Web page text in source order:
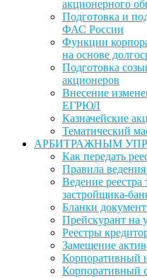
акционерного
Подготовка и
ФАС России
Функции
на основе
Подготовка
акционеров
Внесение
ЕГРЮЛ
Казначейские
Тематический
АРБИТРАЖНЫМ
Как передать
Правила ведения
Ведение реестра
застройщика-
Бланки
Прейскурант на
Реестры
Замещение
Корпоративный
Корпоративный